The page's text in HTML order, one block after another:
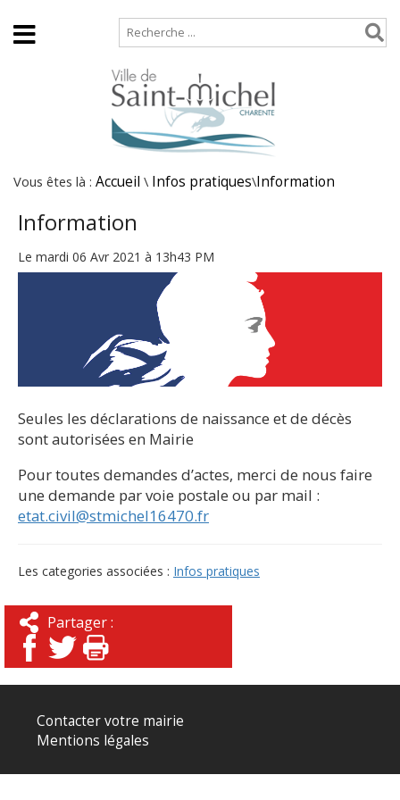
Vous êtes là : Accueil \ Infos pratiques\Information
Information
Le mardi 06 Avr 2021 à 13h43 PM
Seules les déclarations de naissance et de décès
sont autorisées en Mairie
Pour toutes demandes d’actes, merci de nous faire
une demande par voie postale ou par mail :
etat.civil@stmichel16470.fr
Les categories associées : Infos pratiques
Partager :
Contacter votre mairie
Mentions légales